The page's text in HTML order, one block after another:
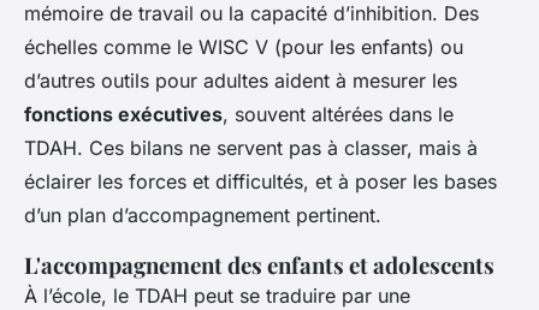
mémoire de travail ou la capacité d’inhibition. Des
échelles comme le WISC V (pour les enfants) ou
d’autres outils pour adultes aident à mesurer les
fonctions exécutives, souvent altérées dans le
TDAH. Ces bilans ne servent pas à classer, mais à
éclairer les forces et difficultés, et à poser les bases
d’un plan d’accompagnement pertinent.
L'accompagnement des enfants et adolescents
À l’école, le TDAH peut se traduire par une